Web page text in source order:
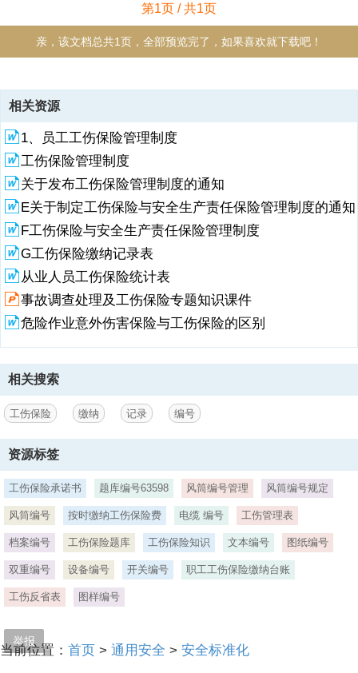
举报
第1页 / 共1页
亲，该文档总共1页，全部预览完了，如果喜欢就下载吧！
资源描述
工伤保险缴纳记录表 编号：BZH-JL-03-04月份123456789101112总计
缴纳人数金额 制表人：审核：日期：2016年 月 日附缴纳回执
相关资源
1、员工工伤保险管理制度
工伤保险管理制度
关于发布工伤保险管理制度的通知
E关于制定工伤保险与安全生产责任保险管理制度的通知
F工伤保险与安全生产责任保险管理制度
G工伤保险缴纳记录表
从业人员工伤保险统计表
事故调查处理及工伤保险专题知识课件
危险作业意外伤害保险与工伤保险的区别
相关搜索
工伤保险 缴纳 记录 编号
资源标签
工伤保险承诺书 题库编号63598 风筒编号管理 风筒编号规定
风筒编号 按时缴纳工伤保险费 电缆 编号 工伤管理表
档案编号 工伤保险题库 工伤保险知识 文本编号 图纸编号
双重编号 设备编号 开关编号 职工工伤保险缴纳台账
工伤反省表 图样编号
当前位置： 首页 > 通用安全 > 安全标准化